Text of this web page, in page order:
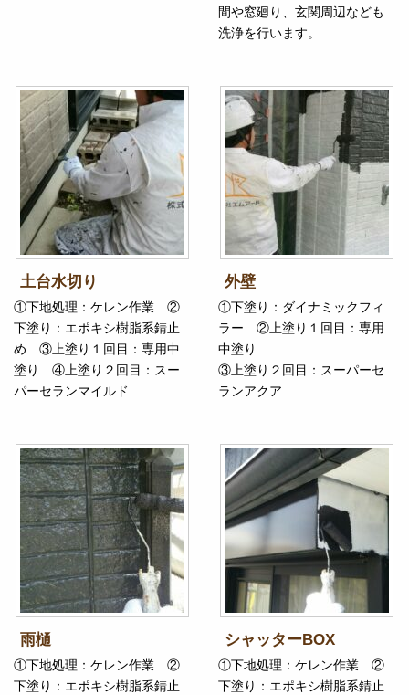
間や窓廻り、玄関周辺なども
洗浄を行います。
土台水切り
①下地処理：ケレン作業 ②
下塗り：エポキシ樹脂系錆止
め ③上塗り１回目：専用中
塗り ④上塗り２回目：スー
パーセランマイルド
外壁
①下塗り：ダイナミックフィ
ラー ②上塗り１回目：専用
中塗り
③上塗り２回目：スーパーセ
ランアクア
雨樋
①下地処理：ケレン作業 ②
下塗り：エポキシ樹脂系錆止
シャッターBOX
①下地処理：ケレン作業 ②
下塗り：エポキシ樹脂系錆止